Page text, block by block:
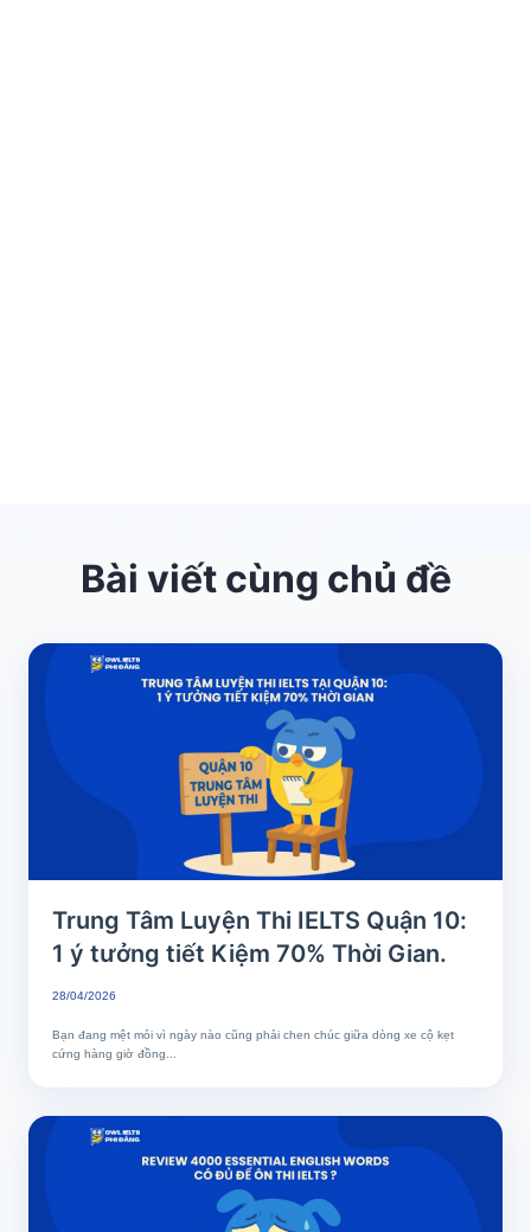
Bài viết cùng chủ đề
Trung Tâm Luyện Thi IELTS Quận 10:
1 ý tưởng tiết Kiệm 70% Thời Gian.
28/04/2026
Bạn đang mệt mỏi vì ngày nào cũng phải chen chúc giữa dòng xe cộ kẹt
cứng hàng giờ đồng...